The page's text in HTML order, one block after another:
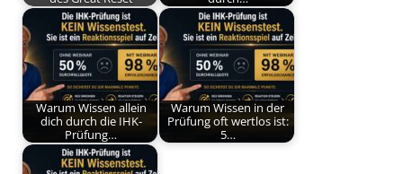
Warum Wissen allein
dich durch die IHK-
Prüfung…
Warum Wissen in der
Prüfung oft wertlos ist:
5…